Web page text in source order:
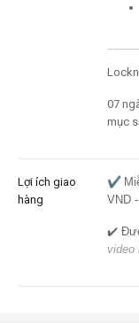
07
mục
Lợi ích giao
hàng
✔️
VND -
✔️
video